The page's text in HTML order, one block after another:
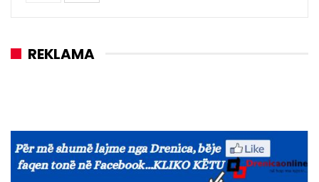
REKLAMA